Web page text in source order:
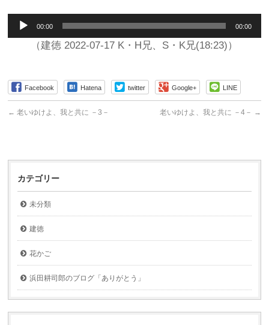
ヤ
ー
00:00 00:00
（建徳 2022-07-17 K・H兄、S・K兄(18:23)）
Facebook Hatena twitter Google+ LINE
← 老いゆけよ、我と共に －3－ 老いゆけよ、我と共に －4－ →
カテゴリー
未分類
建徳
花かご
浜田耕司郎のブログ「ありがとう」